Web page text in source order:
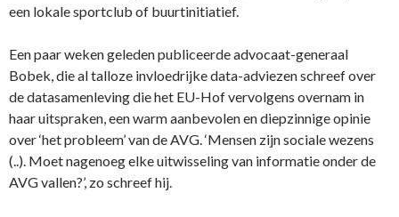
een lokale sportclub of buurtinitiatief.
Een paar weken geleden publiceerde advocaat-generaal
Bobek, die al talloze invloedrijke data-adviezen schreef over
de datasamenleving die het EU-Hof vervolgens overnam in
haar uitspraken, een warm aanbevolen en diepzinnige opinie
over ‘het probleem’ van de AVG. ‘Mensen zijn sociale wezens
(..). Moet nagenoeg elke uitwisseling van informatie onder de
AVG vallen?’, zo schreef hij.